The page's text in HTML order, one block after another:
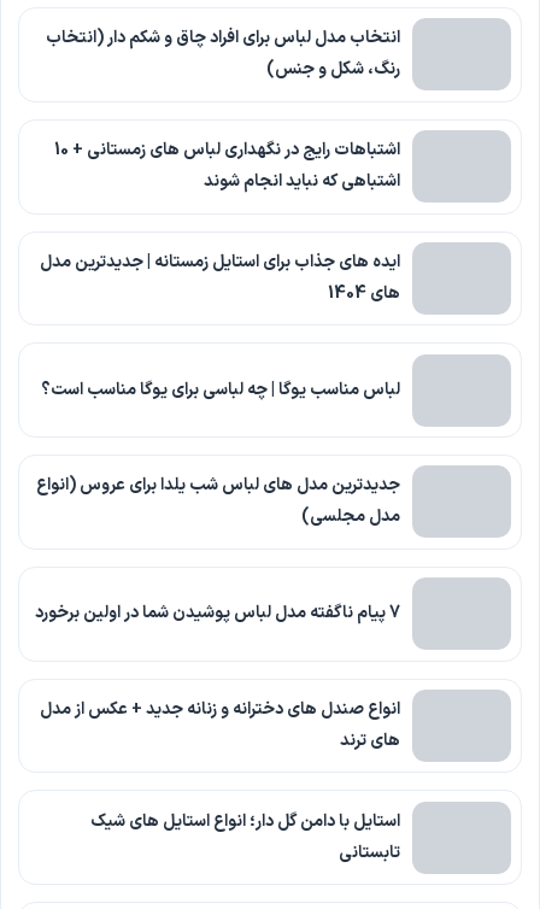
انتخاب مدل لباس برای افراد چاق و شکم دار (انتخاب
رنگ، شکل و جنس)
اشتباهات رایج در نگهداری لباس های زمستانی + 10
اشتباهی که نباید انجام شوند
ایده های جذاب برای استایل زمستانه | جدیدترین مدل
های 1404
لباس مناسب یوگا | چه لباسی برای یوگا مناسب است؟
جدیدترین مدل های لباس شب یلدا برای عروس (انواع
مدل مجلسی)
7 پیام ناگفته مدل لباس پوشیدن شما در اولین برخورد
انواع صندل های دخترانه و زنانه جدید + عکس از مدل
های ترند
استایل با دامن گل دار؛ انواع استایل های شیک
تابستانی